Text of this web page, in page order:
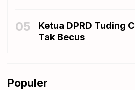
05
Ketua DPRD Tuding
Tak Becus
Populer